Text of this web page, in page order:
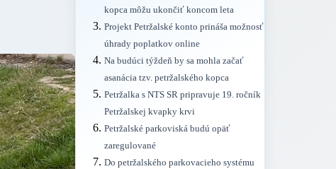
kopca môžu ukončiť koncom leta
Projekt Petržalské konto prináša možnosť
úhrady poplatkov online
Na budúci týždeň by sa mohla začať
asanácia tzv. petržalského kopca
Petržalka s NTS SR pripravuje 19. ročník
Petržalskej kvapky krvi
Petržalské parkoviská budú opäť
zaregulované
Do petržalského parkovacieho systému